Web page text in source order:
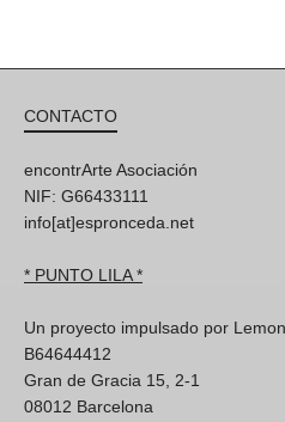
CONTACTO
encontrArte Asociación
NIF: G66433111
info[at]espronceda.net
* PUNTO LILA *
Un proyecto impulsado por
B64644412
Gran de Gracia 15, 2-1
08012 Barcelona